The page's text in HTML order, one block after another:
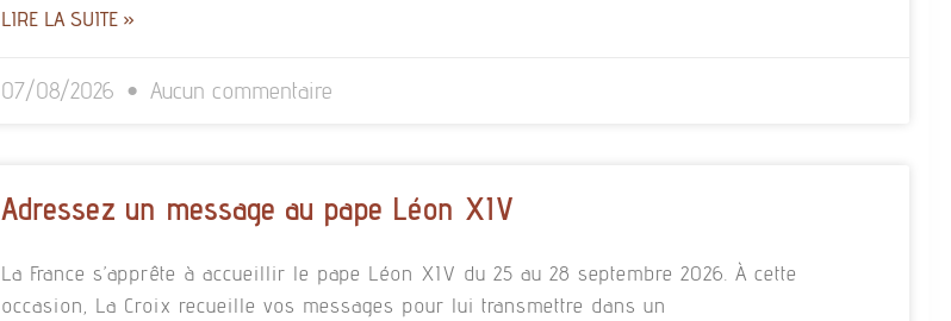
LIRE LA SUITE »
07/08/2026 Aucun commentaire
Adressez un message au pape Léon XIV
La France s’apprête à accueillir le pape Léon XIV du 25 au 28 septembre 2026. À cette
occasion, La Croix recueille vos messages pour lui transmettre dans un